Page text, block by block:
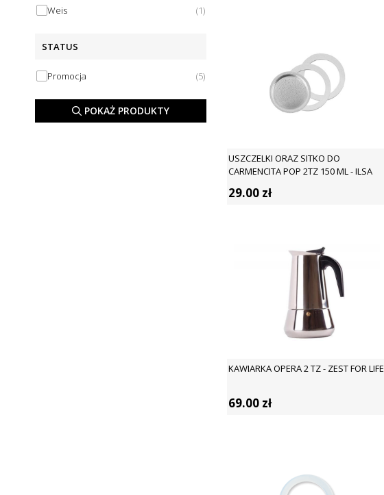
Weis
(1)
STATUS
Promocja (5)
POKAŻ PRODUKTY
USZCZELKI ORAZ SITKO DO
CARMENCITA POP 2TZ 150 ML - ILSA
29.00 zł
KAWIARKA OPERA 2 TZ - ZEST FOR LIFE
69.00 zł